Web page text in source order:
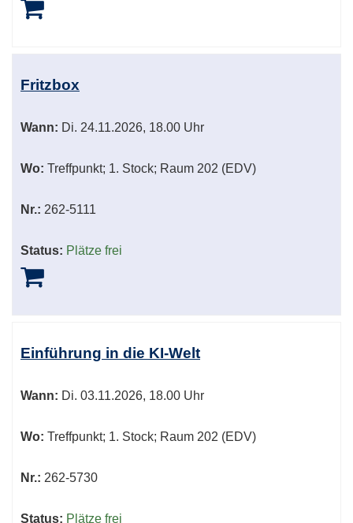
Fritzbox
Wann: Di. 24.11.2026, 18.00 Uhr
Wo: Treffpunkt; 1. Stock; Raum 202 (EDV)
Nr.: 262-5111
Status: Plätze frei
Einführung in die KI-Welt
Wann: Di. 03.11.2026, 18.00 Uhr
Wo: Treffpunkt; 1. Stock; Raum 202 (EDV)
Nr.: 262-5730
Status: Plätze frei